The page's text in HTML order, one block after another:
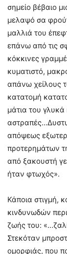
σημείο βέβαιο
μελαψό σα
μαλλιά του
επάνω από τις
κόκκινες
κυματιστό,
απάνω χείλους
κατατομή
μάτια του
απόψεως
προτερημάτων
από ξακουστή
ήταν φτωχός».
Κάποια στιγμή,
κινδυνωδών
ζωής του:
Στεκόταν
ομορφιάς, που